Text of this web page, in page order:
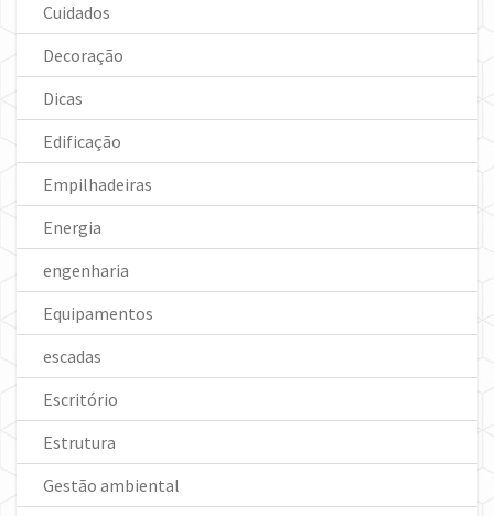
Cuidados
Decoração
Dicas
Edificação
Empilhadeiras
Energia
engenharia
Equipamentos
escadas
Escritório
Estrutura
Gestão ambiental